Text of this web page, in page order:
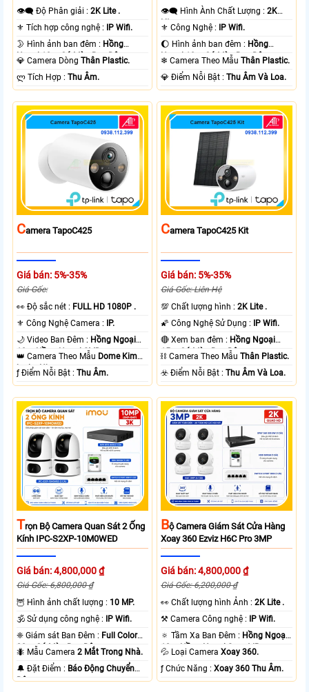
👁️‍🗨 Độ Phân giải :2K Lite .
⚜️ Tích hợp công nghệ :
IP Wifi.
🌛 Hình ảnh ban đêm : Hồng
Ngoại 10m Có Màu Ban Ðêm.
💎 Camera DòngThân Plastic.
️ლ Tích Hợp :Thu Âm.
👁️‍🗨 Hình Ành Chất Lượng :2K
Lite .
⚜️ Công Nghệ :
IP Wifi.
🌔 Hình ảnh ban đêm : Hồng
Ngoại 10m Có Màu Ban Ðêm.
❄ Camera Theo MẫuThân Plastic.
️💎 Điểm Nỗi Bật :Thu Âm Và Loa.
CAmera TapoC425
Giá bán: 5%-35%
Giá Gốc:
️👀 Độ sắc nét : FULL HD 1080P .
⚜️ Công Nghệ Camera :
IP.
🌙 Video Ban Đêm : Hồng Ngoại
10m Hồng Ngoại SMD.
👑 Camera Theo Mẫu Dome Kim
loại + Nhựa.
️ƒ Điểm Nỗi Bật :Thu Âm.
CAmera TapoC425 Kit
Giá bán: 5%-35%
Giá Gốc: Liên Hệ
💯 Chất lượng hình :2K Lite .
🌠 Công Nghệ Sử Dụng :
IP Wifi.
🔴 Xem ban đêm : Hồng Ngoại
15m Có Màu Ban Ðêm.
⛓ Camera Theo MẫuThân Plastic.
️☣️ Điểm Nỗi Bật :Thu Âm Và Loa.
TRọn Bộ Camera Quan Sát 2 Ống
Kính IPC-S2XP-10M0WED
Giá bán: 4,800,000 ₫
Giá Gốc: 6,800,000 ₫
🦉 Hình ảnh chất lượng : 10 MP.
🕉️ Sử dụng công nghệ :
IP Wifi.
❈ Giám sát Ban Đêm : Full Color
20m Có Màu Ban Ðêm.
🐜 Mẫu Camera2 Mắt Trong Nhà.
️🔔 Đặt Điểm : Báo Động Chuyển
Động.
BỘ Camera Giám Sát Cửa Hàng
Xoay 360 Ezviz H6C Pro 3MP
Giá bán: 4,800,000 ₫
Giá Gốc: 6,200,000 ₫
️👀 Chất lượng hình Ảnh :2K Lite .
⚒ Camera Công nghệ :
IP Wifi.
🔅 Tầm Xa Ban Đêm : Hồng Ngoại
10m Hồng Ngoại Smart IR.
💦 Loại CameraXoay 360.
️ƒ Chức Năng :Xoay 360 Thu Âm.